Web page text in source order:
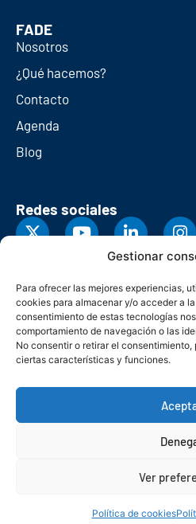
Gestionar
Para ofrecer las mejores experiencias,
cookies para almacenar y/o acceder a
consentimiento de estas tecnologías
comportamiento de navegación o las
No consentir o retirar el
ciertas características y funciones.
Ver
Política de cookies
FADE
Nosotros
¿Qué hacemos?
Contacto
Agenda
Blog
Redes sociales
© Copyright 2026. Federación
Política de